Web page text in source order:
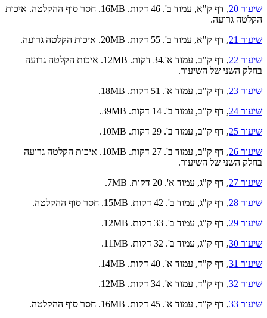
שיעור 20
, דף ק"א, עמוד ב'. 46 דקות. 16MB. חסר סוף ההקלטה. איכות
הקלטה גרועה.
שיעור 21
, דף ק"א, עמוד ב'. 55 דקות. 20MB. איכות הקלטה גרועה.
שיעור 22
, דף ק"ב, עמוד א'.34 דקות. 12MB. איכות הקלטה גרועה
בחלק השני של השיעור.
שיעור 23
, דף ק"ב, עמוד א'. 51 דקות. 18MB.
שיעור 24
, דף ק"ב, עמוד ב'. 14 דקות. 39MB.
שיעור 25
, דף ק"ב, עמוד ב'. 29 דקות. 10MB.
שיעור 26
, דף ק"ב, עמוד ב'. 27 דקות. 10MB. איכות הקלטה גרועה
בחלק השני של השיעור.
שיעור 27
, דף ק"ג, עמוד א'. 20 דקות. 7MB.
שיעור 28
, דף ק"ג, עמוד ב'. 42 דקות. 15MB. חסר סוף ההקלטה.
שיעור 29
, דף ק"ג, עמוד ב'. 33 דקות. 12MB.
שיעור 30
, דף ק"ג, עמוד ב'. 32 דקות. 11MB.
שיעור 31
, דף ק"ד, עמוד א'. 40 דקות. 14MB.
שיעור 32
, דף ק"ד, עמוד א'. 34 דקות. 12MB.
שיעור 33
, דף ק"ד, עמוד א'. 45 דקות. 16MB. חסר סוף ההקלטה.